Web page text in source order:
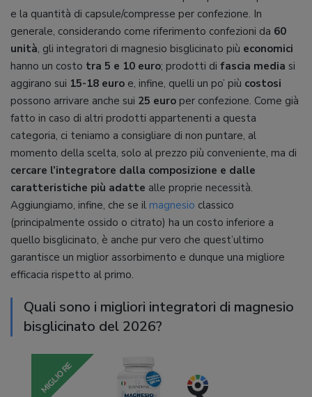
e la quantità di capsule/compresse per confezione. In
generale, considerando come riferimento confezioni da 60
unità, gli integratori di magnesio bisglicinato più economici
hanno un costo tra 5 e 10 euro; prodotti di fascia media si
aggirano sui 15-18 euro e, infine, quelli un po’ più costosi
possono arrivare anche sui 25 euro per confezione. Come già
fatto in caso di altri prodotti appartenenti a questa
categoria, ci teniamo a consigliare di non puntare, al
momento della scelta, solo al prezzo più conveniente, ma di
cercare l’integratore dalla composizione e dalle
caratteristiche più adatte alle proprie necessità.
Aggiungiamo, infine, che se il magnesio classico
(principalmente ossido o citrato) ha un costo inferiore a
quello bisglicinato, è anche pur vero che quest’ultimo
garantisce un miglior assorbimento e dunque una migliore
efficacia rispetto al primo.
Quali sono i migliori integratori di magnesio
bisglicinato del 2026?
MIGLIORE